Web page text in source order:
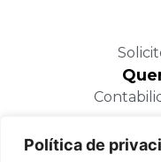
Política de